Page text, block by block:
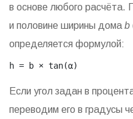
в основе любого расчёта.
и половине ширины дома b
определяется формулой:
h = b × tan(α)
Если угол задан в
переводим его в градусы